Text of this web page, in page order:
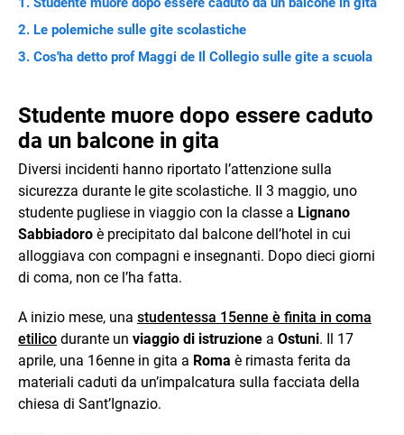
Le polemiche sulle gite scolastiche
Cos'ha detto prof Maggi de Il Collegio sulle gite a scuola
Studente muore dopo essere caduto
da un balcone in gita
Diversi incidenti hanno riportato l’attenzione sulla
sicurezza durante le gite scolastiche. Il 3 maggio, uno
studente pugliese in viaggio con la classe a Lignano
Sabbiadoro è precipitato dal balcone dell’hotel in cui
alloggiava con compagni e insegnanti. Dopo dieci giorni
di coma, non ce l’ha fatta.
A inizio mese, una studentessa 15enne è finita in coma
etilico durante un viaggio di istruzione a Ostuni. Il 17
aprile, una 16enne in gita a Roma è rimasta ferita da
materiali caduti da un’impalcatura sulla facciata della
chiesa di Sant’Ignazio.